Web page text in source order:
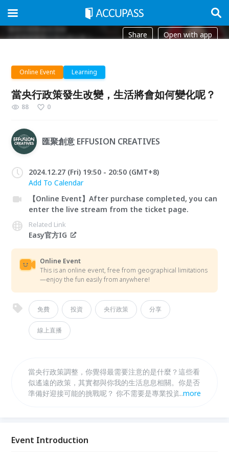
Share Open with app
Online Event Learning
當央行政策發生改變，生活將會如何變化呢？
88 0
匯聚創意 EFFUSION CREATIVES
2024.12.27 (Fri) 19:50 - 20:50 (GMT+8)
Add To Calendar
【Online Event】After purchase completed, you can
enter the live stream from the ticket page.
Related Link
Easy官方IG
Online Event
This is an online event, free from geographical limitations
—enjoy the fun easily from anywhere!
免費 投資 央行政策 分享
線上直播
當央行政策調整，你覺得最需要注意的是什麼？這些看
似遙遠的政策，其實都與你我的生活息息相關。你是否
準備好迎接可能的挑戰呢？ 你不需要是專業投資人，
改變生活節奏，提供實用建議，幫助你抓住機會、迎接
...more
Event Introduction